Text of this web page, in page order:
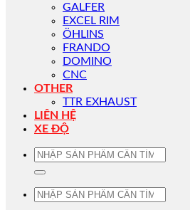
GALFER
EXCEL RIM
ÖHLINS
FRANDO
DOMINO
CNC
OTHER
TTR EXHAUST
LIÊN HỆ
XE ĐỘ
Tìm
Tìm